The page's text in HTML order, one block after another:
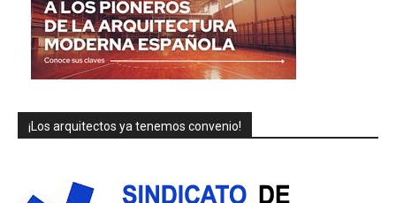
¡Los arquitectos ya tenemos convenio!